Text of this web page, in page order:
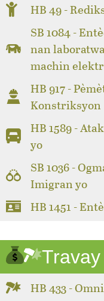
HB 49 -
SB 1084 -
nan
machin
HB 917 -
Konstriksyon
HB 1589 -
yo
SB 1036 -
Imigran yo
HB 1451 -
Travay
HB 433 -